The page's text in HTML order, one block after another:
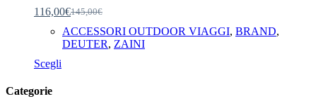
GIACCHE PILE GILET DONNA
PANTALONI DONNA(69)
145,00€
Il
prezzo
originale
116,00€Il
prezzo
attuale
ACCESSORI OUTDOOR VIAGGI, BRAND,
DEUTER, ZAINI
Scegli
Questo
ha
Categorie